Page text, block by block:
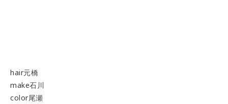
hair元橋
make石川
color尾瀬